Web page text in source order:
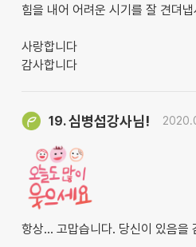
힘을 내어 어려운 시기를 잘 견뎌
사랑합니다
감사합니다
19.심병섭강사님!
항상... 고맙습니다. 당신이 있음을